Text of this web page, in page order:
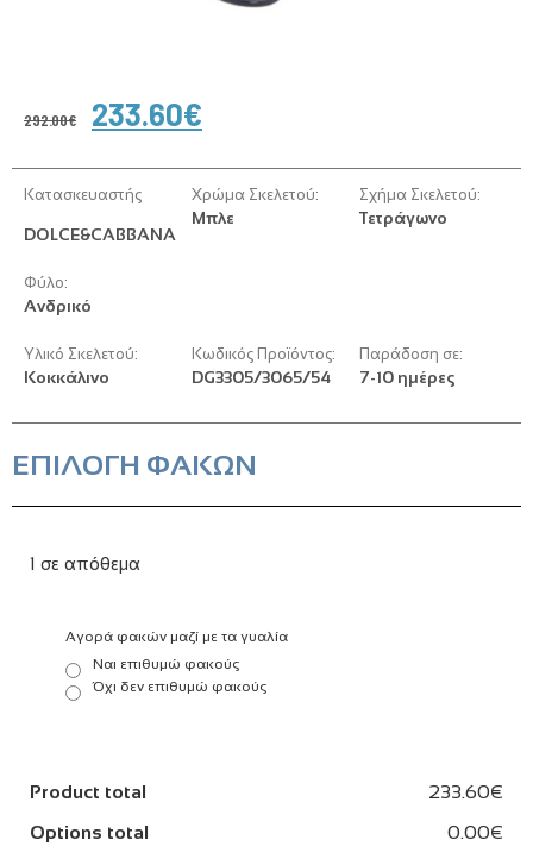
292.00€ 233.60€
Κατασκευαστής
DOLCE&CABBANA
Χρώμα Σκελετού:
Μπλε
Σχήμα Σκελετού:
Τετράγωνο
Φύλο:
Ανδρικό
Υλικό Σκελετού:
Κοκκάλινο
Κωδικός Προϊόντος:
DG3305/3065/54
Παράδοση σε:
7-10 ημέρες
ΕΠΙΛΟΓΗ ΦΑΚΩΝ
1 σε απόθεμα
Αγορά φακών μαζί με τα γυαλία
Ναι επιθυμώ φακούς
Όχι δεν επιθυμώ φακούς
Product total
233.60€
Options total
0.00€